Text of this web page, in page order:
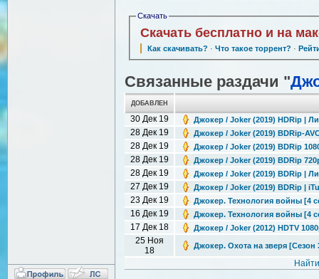
Скачать
Скачать бесплатно и на
Как скачивать? · Что такое торрент? ·
Связанные раздачи "
ДОБАВЛЕН
30 Дек 19 Джокер / Joker (2019) HDRip |
28 Дек 19 Джокер / Joker (2019) BDRip-
28 Дек 19 Джокер / Joker (2019) BDRip
28 Дек 19 Джокер / Joker (2019) BDRip
28 Дек 19 Джокер / Joker (2019) BDRip |
27 Дек 19 Джокер / Joker (2019) BDRip |
23 Дек 19 Джокер. Технология войны [4
16 Дек 19 Джокер. Технология войны [4
17 Дек 18 Джокер / Joker (2012) HDTV
25 Ноя
18
Джокер. Охота на зверя [Сезон